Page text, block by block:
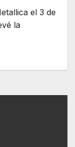
el 3 de
la